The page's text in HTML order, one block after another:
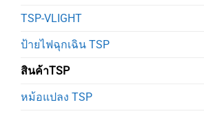
TSP-VLIGHT
ป้ายไฟฉุกเฉิน TSP
สินค้าTSP
หม้อแปลง TSP